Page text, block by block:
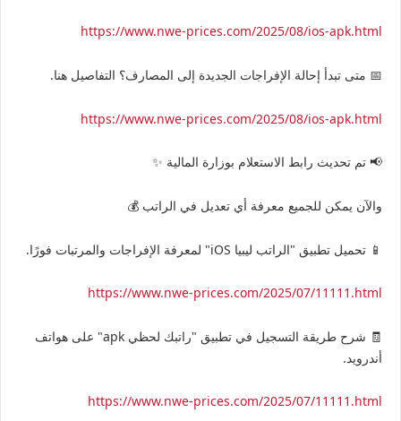
https://www.nwe-prices.com/2025/08/ios-apk.html
📅 متى تبدأ إحالة الإفراجات الجديدة إلى المصارف؟ التفاصيل هنا.
https://www.nwe-prices.com/2025/08/ios-apk.html
📢 تم تحديث رابط الاستعلام بوزارة المالية ✨
والآن يمكن للجميع معرفة أي تعديل في الراتب 💰
📱 تحميل تطبيق "الراتب ليبيا iOS" لمعرفة الإفراجات والمرتبات فورًا.
https://www.nwe-prices.com/2025/07/11111.html
🧾 شرح طريقة التسجيل في تطبيق "راتبك لحظي apk" على هواتف
أندرويد.
https://www.nwe-prices.com/2025/07/11111.html